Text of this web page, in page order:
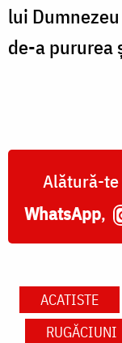
lui
de-a pururea
Alătură-
WhatsApp,
ACATISTE
RUGĂCIUNI